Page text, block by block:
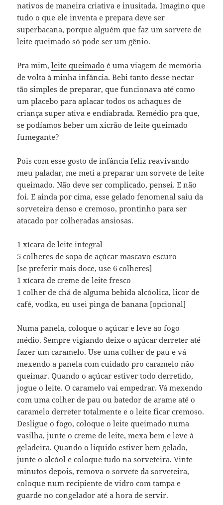
nativos de maneira criativa e inusitada. Imagino que
tudo o que ele inventa e prepara deve ser
superbacana, porque alguém que faz um sorvete de
leite queimado só pode ser um gênio.
Pra mim,leite queimado é uma viagem de memória
de volta à minha infância. Bebi tanto desse nectar
tão simples de preparar, que funcionava até como
um placebo para aplacar todos os achaques de
criança super ativa e endiabrada. Remédio pra que,
se podíamos beber um xicrão de leite queimado
fumegante?
Pois com esse gosto de infância feliz reavivando
meu paladar, me meti a preparar um sorvete de leite
queimado. Não deve ser complicado, pensei. E não
foi. E ainda por cima, esse gelado fenomenal saiu da
sorveteira denso e cremoso, prontinho para ser
atacado por colheradas ansiosas.
1 xícara de leite integral
5 colheres de sopa de açúcar mascavo escuro
[se preferir mais doce, use 6 colheres]
1 xícara de creme de leite fresco
1 colher de chá de alguma bebida alcóolica, licor de
café, vodka, eu usei pinga de banana [opcional]
Numa panela, coloque o açúcar e leve ao fogo
médio. Sempre vigiando deixe o açúcar derreter até
fazer um caramelo. Use uma colher de pau e vá
mexendo a panela com cuidado pro caramelo não
queimar. Quando o açúcar estiver todo derretido,
jogue o leite. O caramelo vai empedrar. Vá mexendo
com uma colher de pau ou batedor de arame até o
caramelo derreter totalmente e o leite ficar cremoso.
Desligue o fogo, coloque o leite queimado numa
vasilha, junte o creme de leite, mexa bem e leve à
geladeira. Quando o liquido estiver bem gelado,
junte o alcóol e coloque tudo na sorveteira. Vinte
minutos depois, remova o sorvete da sorveteira,
coloque num recipiente de vidro com tampa e
guarde no congelador até a hora de servir.